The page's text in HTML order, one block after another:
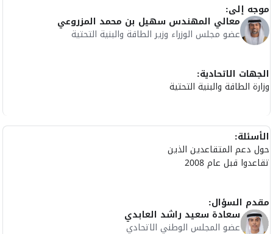
موجه إلى:
معالي المهندس سهيل بن محمد المزروعي
عضو مجلس الوزراء وزير الطاقة والبنية التحتية
الجهات الاتحادية:
وزارة الطاقة والبنية التحتية
الأسئلة:
حول دعم المتقاعدين الذين
تقاعدوا قبل عام 2008
مقدم السؤال:
سعادة سعيد راشد العابدي
عضو المجلس الوطني الاتحادي